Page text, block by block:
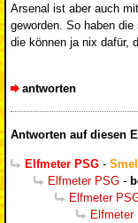
Arsenal ist aber auch
geworden. So haben
die können ja nix dafür,
antworten
Antworten auf diesen
Elfmeter PSG -
Elfmeter PSG -
Elfmeter
Elfmeter